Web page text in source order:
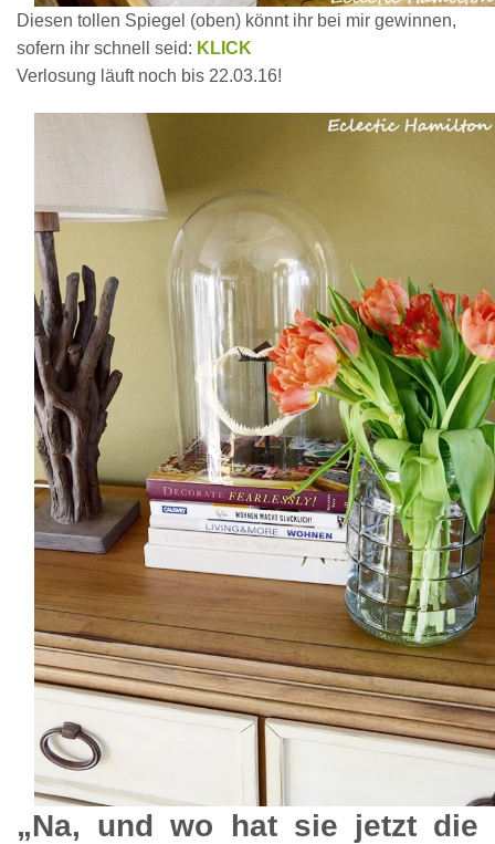
Diesen tollen Spiegel (oben) könnt ihr bei mir gewinnen,
sofern ihr schnell seid: KLICK
Verlosung läuft noch bis 22.03.16!
„Na, und wo hat sie jetzt die